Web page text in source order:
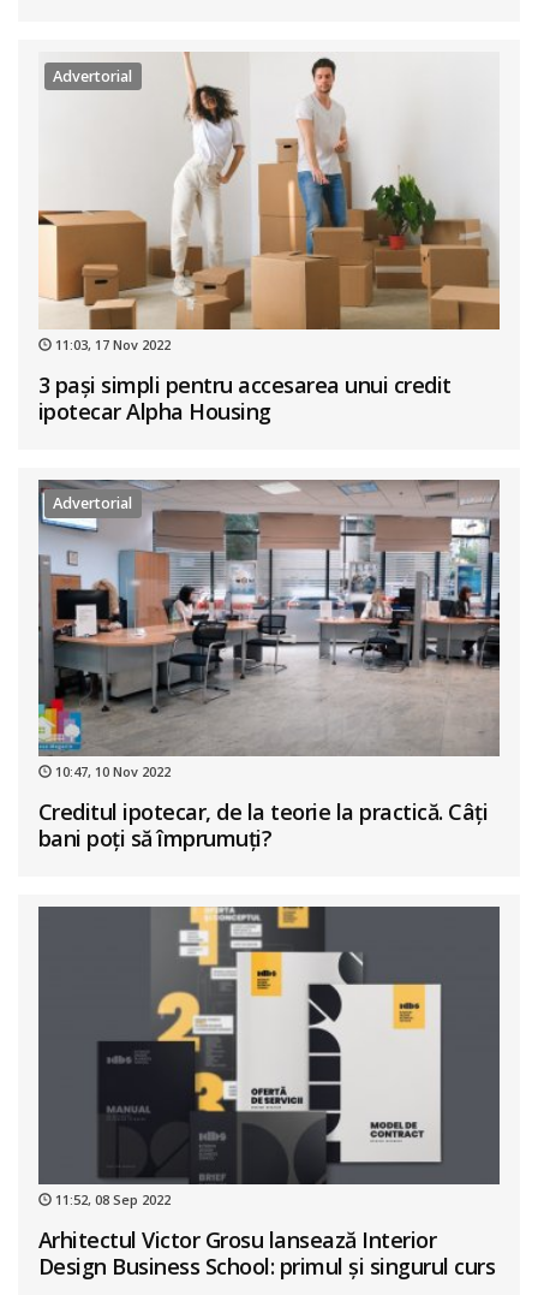
Advertorial
11:03, 17 Nov 2022
3 pași simpli pentru accesarea unui credit
ipotecar Alpha Housing
Advertorial
10:47, 10 Nov 2022
Creditul ipotecar, de la teorie la practică. Câți
bani poți să împrumuți?
11:52, 08 Sep 2022
Arhitectul Victor Grosu lansează Interior
Design Business School: primul și singurul curs